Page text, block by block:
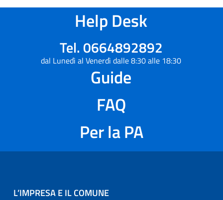
Help Desk
Tel. 0664892892
dal Lunedì al Venerdì dalle 8:30 alle 18:30
Guide
FAQ
Per la PA
L’IMPRESA E IL COMUNE